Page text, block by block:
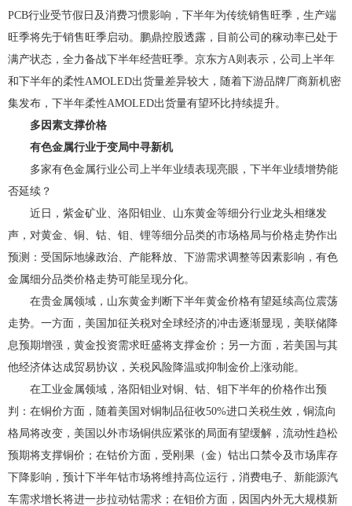
PCB行业受节假日及消费习惯影响，下半年为传统销售旺季，生产端
旺季将先于销售旺季启动。鹏鼎控股透露，目前公司的稼动率已处于
满产状态，全力备战下半年经营旺季。京东方A则表示，公司上半年
和下半年的柔性AMOLED出货量差异较大，随着下游品牌厂商新机密
集发布，下半年柔性AMOLED出货量有望环比持续提升。
多因素支撑价格
有色金属行业于变局中寻新机
多家有色金属行业公司上半年业绩表现亮眼，下半年业绩增势能
否延续？
近日，紫金矿业、洛阳钼业、山东黄金等细分行业龙头相继发
声，对黄金、铜、钴、钼、锂等细分品类的市场格局与价格走势作出
预测：受国际地缘政治、产能释放、下游需求调整等因素影响，有色
金属细分品类价格走势可能呈现分化。
在贵金属领域，山东黄金判断下半年黄金价格有望延续高位震荡
走势。一方面，美国加征关税对全球经济的冲击逐渐显现，美联储降
息预期增强，黄金投资需求旺盛将支撑金价；另一方面，若美国与其
他经济体达成贸易协议，关税风险降温或抑制金价上涨动能。
在工业金属领域，洛阳钼业对铜、钴、钼下半年的价格作出预
判：在铜价方面，随着美国对铜制品征收50%进口关税生效，铜流向
格局将改变，美国以外市场铜供应紧张的局面有望缓解，流动性趋松
预期将支撑铜价；在钴价方面，受刚果（金）钴出口禁令及市场库存
下降影响，预计下半年钴市场将维持高位运行，消费电子、新能源汽
车需求增长将进一步拉动钴需求；在钼价方面，因国内外无大规模新